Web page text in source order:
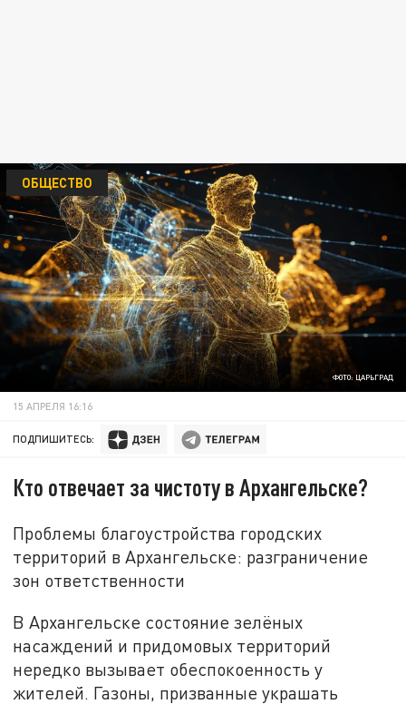
ФОТО: ЦАРЬГРАД
ОБЩЕСТВО
15 АПРЕЛЯ 16:16
ПОДПИШИТЕСЬ:
Кто отвечает за чистоту в Архангельске?
Проблемы благоустройства городских
территорий в Архангельске: разграничение
зон ответственности
В Архангельске состояние зелёных
насаждений и придомовых территорий
нередко вызывает обеспокоенность у
жителей. Газоны, призванные украшать